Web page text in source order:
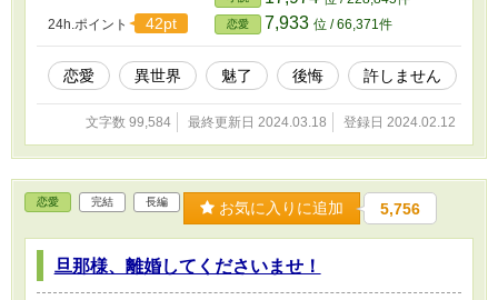
り…… 魔法のせいなら許せる？ 基本ご都合主義。ゆるゆる設定で
す。
24h.ポイント 42pt 恋愛 7,933 位 / 66,371件
恋愛 異世界 魅了 後悔 許しません
文字数 99,584 最終更新日 2024.03.18 登録日 2024.02.12
恋愛 完結 長編 お気に入りに追加 5,756
旦那様、離婚してくださいませ！